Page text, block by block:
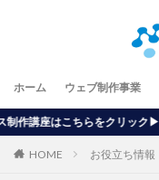
ホーム ウェブ制作事業
ック▶
HOME お役立ち情報